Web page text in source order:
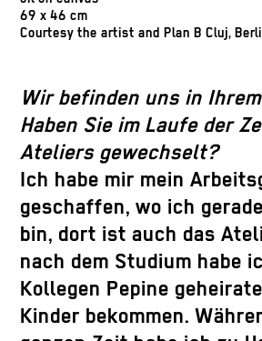
69 x 46 cm
Courtesy the artist and Plan B Cluj,
Wir befinden uns in
Haben Sie im Laufe der
Ateliers gewechselt?
Ich habe mir mein
geschaffen, wo ich
bin, dort ist auch das
nach dem Studium habe
Kollegen Pepine
Kinder bekommen.